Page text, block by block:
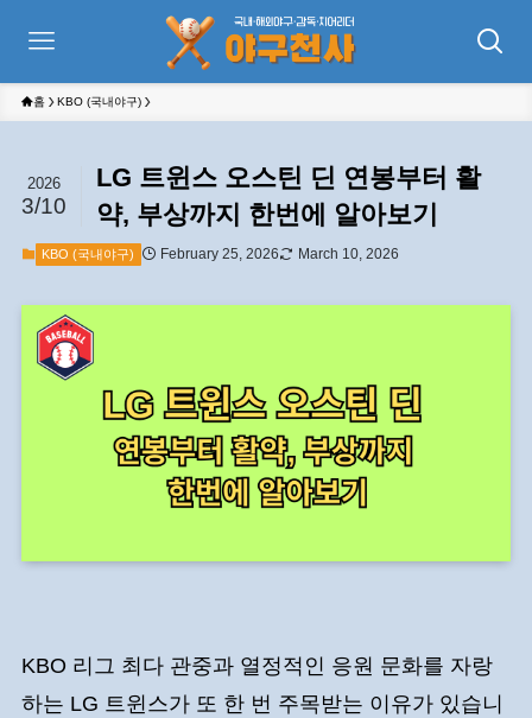
홈 KBO (국내야구)
LG 트윈스 오스틴 딘 연봉부터 활
약, 부상까지 한번에 알아보기
2026
3/10
KBO (국내야구) February 25, 2026 March 10, 2026
KBO 리그 최다 관중과 열정적인 응원 문화를 자랑
하는 LG 트윈스가 또 한 번 주목받는 이유가 있습니